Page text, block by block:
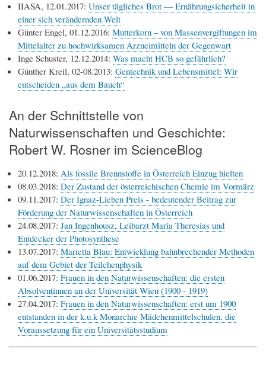
IIASA, 12.01.2017: Unser tägliches Brot — Ernährungsicherheit in
einer sich verändernden Welt
Günter Engel, 01.12.2016: Mutterkorn – von Massenvergiftungen im
Mittelalter zu hochwirksamen Arzneimitteln der Gegenwart
Inge Schuster, 12.12.2014: Was macht HCB so gefährlich?
Günther Kreil, 02-08.2013: Gentechnik und Lebensmittel: Wir
entscheiden „aus dem Bauch“
An der Schnittstelle von
Naturwissenschaften und Geschichte:
Robert W. Rosner im ScienceBlog
20.12.2018: Als fossile Brennstoffe in Österreich Einzug hielten
08.03.2018: Der Zustand der österreichischen Chemie im Vormärz
09.11.2017: Der Ignaz-Lieben Preis - bedeutender Beitrag zur
Förderung der Naturwissenschaften in Österreich
24.08.2017: Jan Ingenhousz, Leibarzt Maria Theresias und
Entdecker der Photosynthese
13.07.2017: Marietta Blau: Entwicklung bahnbrechender Methoden
auf dem Gebiet der Teilchenphysik
01.06.2017: Frauen in den Naturwissenschaften: die ersten
Absolventinnen an der Universität Wien (1900 - 1919)
27.04.2017: Frauen in den Naturwissenschaften: erst um 1900
entstanden in der k.u.k Monarchie Mädchenmittelschulen, die
Voraussetzung für ein Universitätsstudium